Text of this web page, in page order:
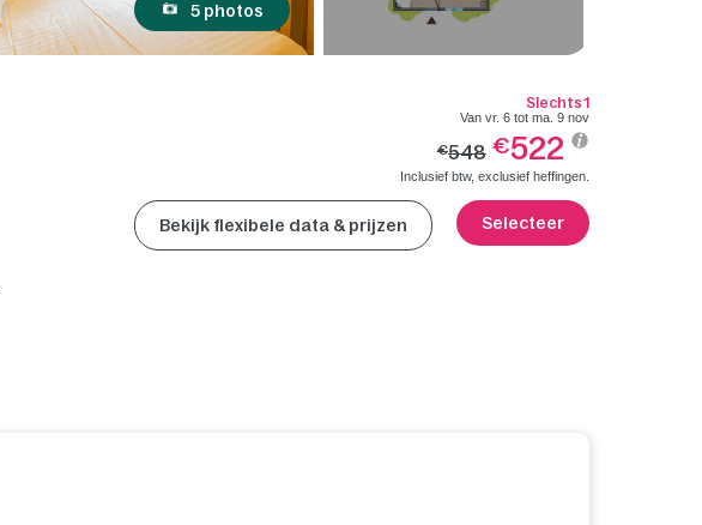
5 photos
Slechts 1
Van vr. 6 tot ma. 9 nov
€548 €522
Inclusief btw, exclusief heffingen.
Bekijk flexibele data & prijzen Selecteer